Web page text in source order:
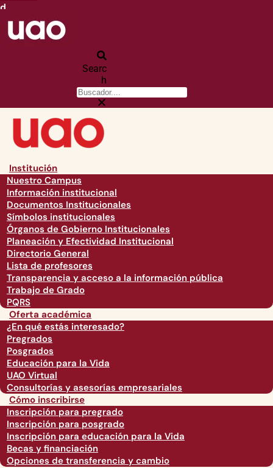
d
Searc
h
Institución
Nuestro Campus
Información institucional
Documentos Institucionales
Símbolos institucionales
Órganos de Gobierno Institucionales
Planeación y Efectividad Institucional
Directorio General
Lista de profesores
Transparencia y acceso a la información pública
Trabajo de Grado
PQRS
Oferta académica
¿En qué estás interesado?
Pregrados
Posgrados
Educación para la Vida
UAO Virtual
Consultorías y asesorías empresariales
Cómo inscribirse
Inscripción para pregrado
Inscripción para posgrado
Inscripción para educación para la Vida
Becas y financiación
Opciones de transferencia y cambio